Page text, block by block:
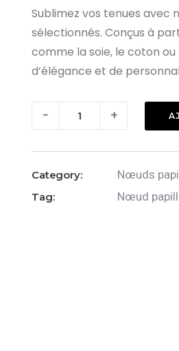
Sublimez vos tenues avec
sélectionnés. Conçus à
comme la soie, le coton
d’élégance et de
-
quantité
Nœud
papillon
pâquerette
+
Category: Nœuds
Tag: Nœud